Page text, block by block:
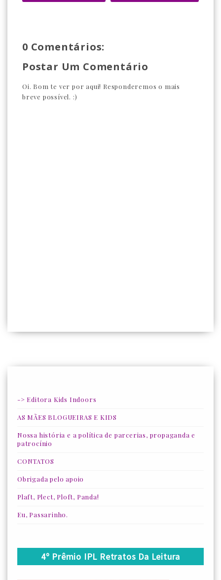
0 Comentários:
Postar Um Comentário
Oi. Bom te ver por aqui! Responderemos o mais
breve possível. :)
-> Editora Kids Indoors
AS MÃES BLOGUEIRAS E KIDS
Nossa história e a política de parcerias, propaganda e
patrocínio
CONTATOS
Obrigada pelo apoio
Plaft, Plect, Ploft, Panda!
Eu, Passarinho.
4º Prêmio IPL Retratos Da Leitura